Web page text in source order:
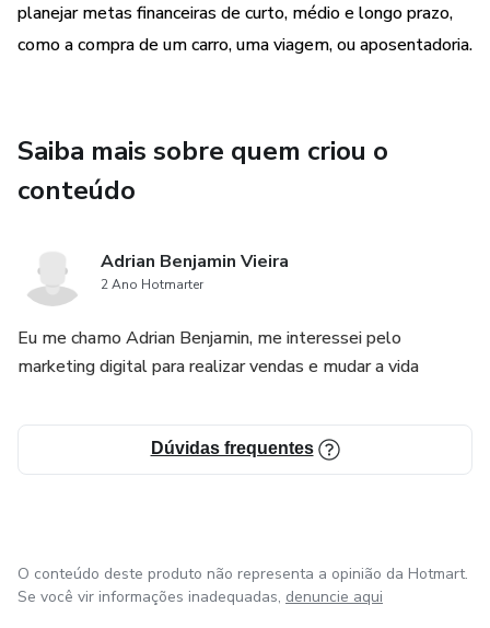
planejar metas financeiras de curto, médio e longo prazo,
como a compra de um carro, uma viagem, ou aposentadoria.
Saiba mais sobre quem criou o
conteúdo
Adrian Benjamin Vieira
2 Ano Hotmarter
Eu me chamo Adrian Benjamin, me interessei pelo
marketing digital para realizar vendas e mudar a vida
Dúvidas frequentes
O conteúdo deste produto não representa a opinião da Hotmart.
Se você vir informações inadequadas, denuncie aqui